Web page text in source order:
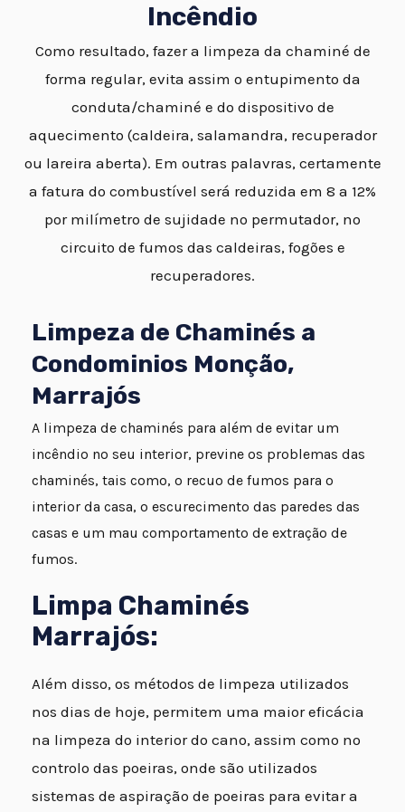
Incêndio
Como resultado, fazer a limpeza da chaminé de
forma regular, evita assim o entupimento da
conduta/chaminé e do dispositivo de
aquecimento (caldeira, salamandra, recuperador
ou lareira aberta). Em outras palavras, certamente
a fatura do combustível será reduzida em 8 a 12%
por milímetro de sujidade no permutador, no
circuito de fumos das caldeiras, fogões e
recuperadores.
Limpeza de Chaminés a
Condominios Monção,
Marrajós
A limpeza de chaminés para além de evitar um
incêndio no seu interior, previne os problemas das
chaminés, tais como, o recuo de fumos para o
interior da casa, o escurecimento das paredes das
casas e um mau comportamento de extração de
fumos.
Limpa Chaminés
Marrajós:
Além disso, os métodos de limpeza utilizados
nos dias de hoje, permitem uma maior eficácia
na limpeza do interior do cano, assim como no
controlo das poeiras, onde são utilizados
sistemas de aspiração de poeiras para evitar a